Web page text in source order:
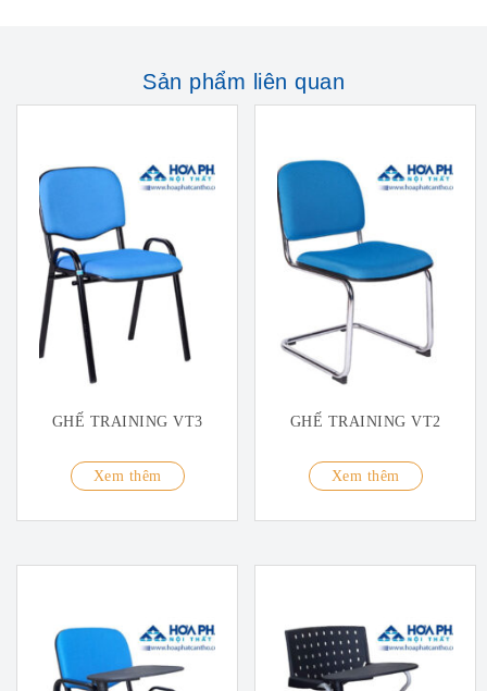
Sản phẩm liên quan
GHẾ TRAINING VT3
Xem thêm
GHẾ TRAINING VT2
Xem thêm